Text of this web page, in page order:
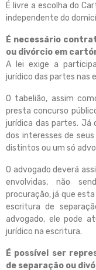
É livre a escolha do
independente do
É necessário
ou divórcio em
A lei exige a
jurídico das partes nas
O tabelião, assim
presta concurso
jurídica das partes. Já
dos interesses de
distintos ou um só
O advogado deverá
envolvidas, não
procuração, já que
escritura de
advogado, ele pode
jurídico na escritura.
É possível ser
de separação ou